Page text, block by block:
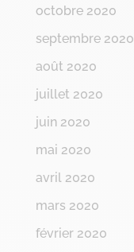
octobre 2020
septembre 2020
août 2020
juillet 2020
juin 2020
mai 2020
avril 2020
mars 2020
février 2020